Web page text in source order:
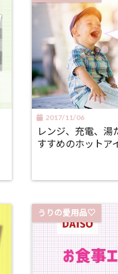
2017/11/06
レンジ、充電、湯
すすめのホットア
うりの愛用品♡